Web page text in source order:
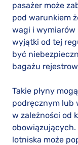
pasażer może
pod warunkiem
wagi i
wyjątki od tej
być
bagażu
Takie płyny
podręcznym lub
w zależności od
lotniska może